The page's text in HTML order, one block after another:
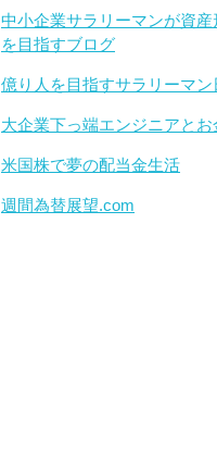
中小企業サラリーマンが資
を目指すブログ
億り人を目指すサラリーマン
大企業下っ端エンジニアとお
米国株で夢の配当金生活
週間為替展望.com